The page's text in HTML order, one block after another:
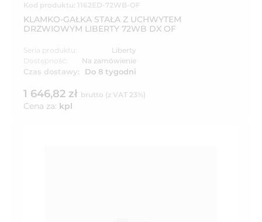
Kod produktu: 1162ED-72WB-OF
KLAMKO-GAŁKA STAŁA Z UCHWYTEM
DRZWIOWYM LIBERTY 72WB DX OF
Seria produktu:
Liberty
Dostępność:
Na zamówienie
Czas dostawy: Do 8 tygodni
1 646,82 zł brutto (z VAT 23%)
Cena za: kpl